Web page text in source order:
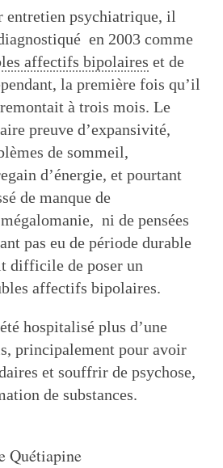
entretien psychiatrique, il
en 2003 comme
affectifs bipolaires et de
la première fois qu’il
à trois mois. Le
preuve d’expansivité,
de sommeil,
d’énergie, et pourtant
de manque de
ni de pensées
pas eu de période durable
difficile de poser un
affectifs bipolaires.
hospitalisé plus d’une
principalement pour avoir
et souffrir de psychose,
de substances.
Quétiapine